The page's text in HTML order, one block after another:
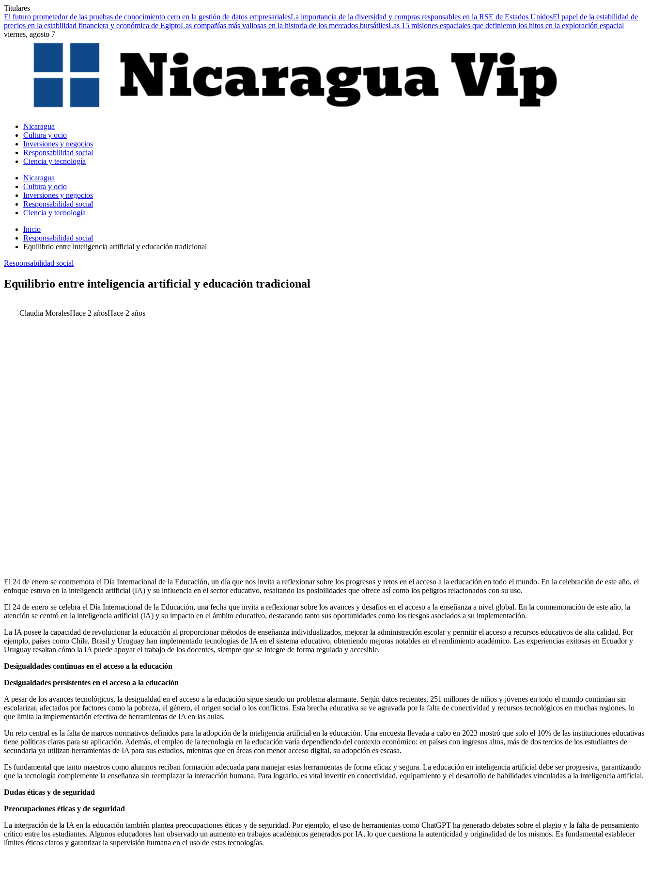
Titulares
El futuro prometedor de las pruebas de conocimiento cero en la gestión de datos empresarialesLa importancia de la diversidad y compras responsables en la RSE de Estados UnidosEl papel de la estabilidad de
precios en la estabilidad financiera y económica de EgiptoLas compañías más valiosas en la historia de los mercados bursátilesLas 15 misiones espaciales que definieron los hitos en la exploración espacial
viernes, agosto 7
Nicaragua
Cultura y ocio
Inversiones y negocios
Responsabilidad social
Ciencia y tecnología
Nicaragua
Cultura y ocio
Inversiones y negocios
Responsabilidad social
Ciencia y tecnología
Inicio
Responsabilidad social
Equilibrio entre inteligencia artificial y educación tradicional
Responsabilidad social
Equilibrio entre inteligencia artificial y educación tradicional
Claudia MoralesHace 2 añosHace 2 años
El 24 de enero se conmemora el Día Internacional de la Educación, un día que nos invita a reflexionar sobre los progresos y retos en el acceso a la educación en todo el mundo. En la celebración de este año, el
enfoque estuvo en la inteligencia artificial (IA) y su influencia en el sector educativo, resaltando las posibilidades que ofrece así como los peligros relacionados con su uso.
El 24 de enero se celebra el Día Internacional de la Educación, una fecha que invita a reflexionar sobre los avances y desafíos en el acceso a la enseñanza a nivel global. En la conmemoración de este año, la
atención se centró en la inteligencia artificial (IA) y su impacto en el ámbito educativo, destacando tanto sus oportunidades como los riesgos asociados a su implementación.
La IA posee la capacidad de revolucionar la educación al proporcionar métodos de enseñanza individualizados, mejorar la administración escolar y permitir el acceso a recursos educativos de alta calidad. Por
ejemplo, países como Chile, Brasil y Uruguay han implementado tecnologías de IA en el sistema educativo, obteniendo mejoras notables en el rendimiento académico. Las experiencias exitosas en Ecuador y
Uruguay resaltan cómo la IA puede apoyar el trabajo de los docentes, siempre que se integre de forma regulada y accesible.
Desigualdades continuas en el acceso a la educación
Desigualdades persistentes en el acceso a la educación
A pesar de los avances tecnológicos, la desigualdad en el acceso a la educación sigue siendo un problema alarmante. Según datos recientes, 251 millones de niños y jóvenes en todo el mundo continúan sin
escolarizar, afectados por factores como la pobreza, el género, el origen social o los conflictos. Esta brecha educativa se ve agravada por la falta de conectividad y recursos tecnológicos en muchas regiones, lo
que limita la implementación efectiva de herramientas de IA en las aulas.
Un reto central es la falta de marcos normativos definidos para la adopción de la inteligencia artificial en la educación. Una encuesta llevada a cabo en 2023 mostró que solo el 10% de las instituciones educativas
tiene políticas claras para su aplicación. Además, el empleo de la tecnología en la educación varía dependiendo del contexto económico: en países con ingresos altos, más de dos tercios de los estudiantes de
secundaria ya utilizan herramientas de IA para sus estudios, mientras que en áreas con menor acceso digital, su adopción es escasa.
Es fundamental que tanto maestros como alumnos reciban formación adecuada para manejar estas herramientas de forma eficaz y segura. La educación en inteligencia artificial debe ser progresiva, garantizando
que la tecnología complemente la enseñanza sin reemplazar la interacción humana. Para lograrlo, es vital invertir en conectividad, equipamiento y el desarrollo de habilidades vinculadas a la inteligencia artificial.
Dudas éticas y de seguridad
Preocupaciones éticas y de seguridad
La integración de la IA en la educación también plantea preocupaciones éticas y de seguridad. Por ejemplo, el uso de herramientas como ChatGPT ha generado debates sobre el plagio y la falta de pensamiento
crítico entre los estudiantes. Algunos educadores han observado un aumento en trabajos académicos generados por IA, lo que cuestiona la autenticidad y originalidad de los mismos. Es fundamental establecer
límites éticos claros y garantizar la supervisión humana en el uso de estas tecnologías.